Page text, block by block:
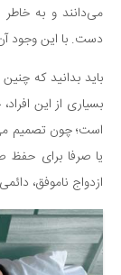
علمی
فناوری‌ها
نجوم و هوا
زمین و
خودرو
سرگرمی
دانستنی‌ها
بازی
طنز
می‌دانند و به خاطر
دست. با این وجود
باید بدانید که
بسیاری از این
است؛ چون تصمیم
یا صرفا برای
ازدواج ناموفق،